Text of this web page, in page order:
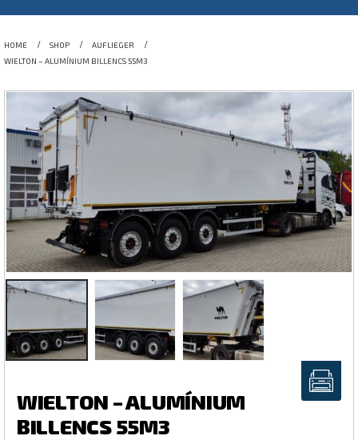
HOME SHOP
AUFLIEGER
WIELTON – ALUMÍNIUM BILLENCS 55M3
WIELTON – ALUMÍNIUM
BILLENCS 55M3